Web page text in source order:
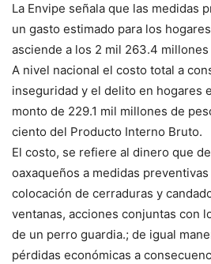
La Envipe señala que las medidas
un gasto estimado para los
asciende a los 2 mil 263.4
A nivel nacional el costo total a
inseguridad y el delito en hogares
monto de 229.1 mil millones de
ciento del Producto Interno Bruto.
El costo, se refiere al dinero que
oaxaqueños a medidas
colocación de cerraduras y
ventanas, acciones conjuntas con
de un perro guardia.; de igual
pérdidas económicas a